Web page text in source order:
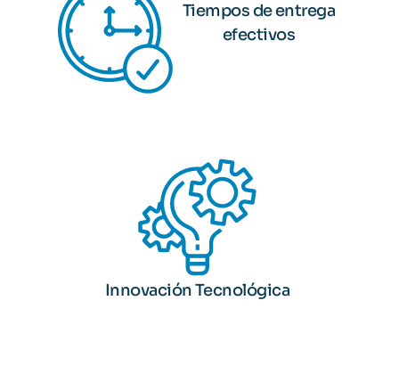
Tiempos de entrega
efectivos
Innovación Tecnológica